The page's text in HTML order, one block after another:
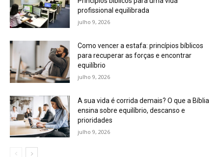
profissional equilibrada
julho 9, 2026
Como vencer a estafa: princípios bíblicos
para recuperar as forças e encontrar
equilíbrio
julho 9, 2026
A sua vida é corrida demais? O que a Bíblia
ensina sobre equilíbrio, descanso e
prioridades
julho 9, 2026